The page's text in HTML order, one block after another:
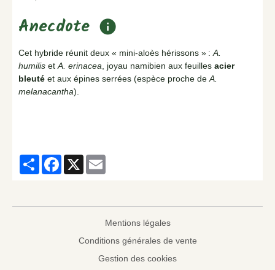
Anecdote info
Cet hybride réunit deux « mini-aloès hérissons » : A.
humilis et A. erinacea , joyau namibien aux feuilles acier
bleuté et aux épines serrées (espèce proche de A.
melanacantha).
PartagerFacebook
X
Mentions légales
Conditions générales de vente
Gestion des cookies